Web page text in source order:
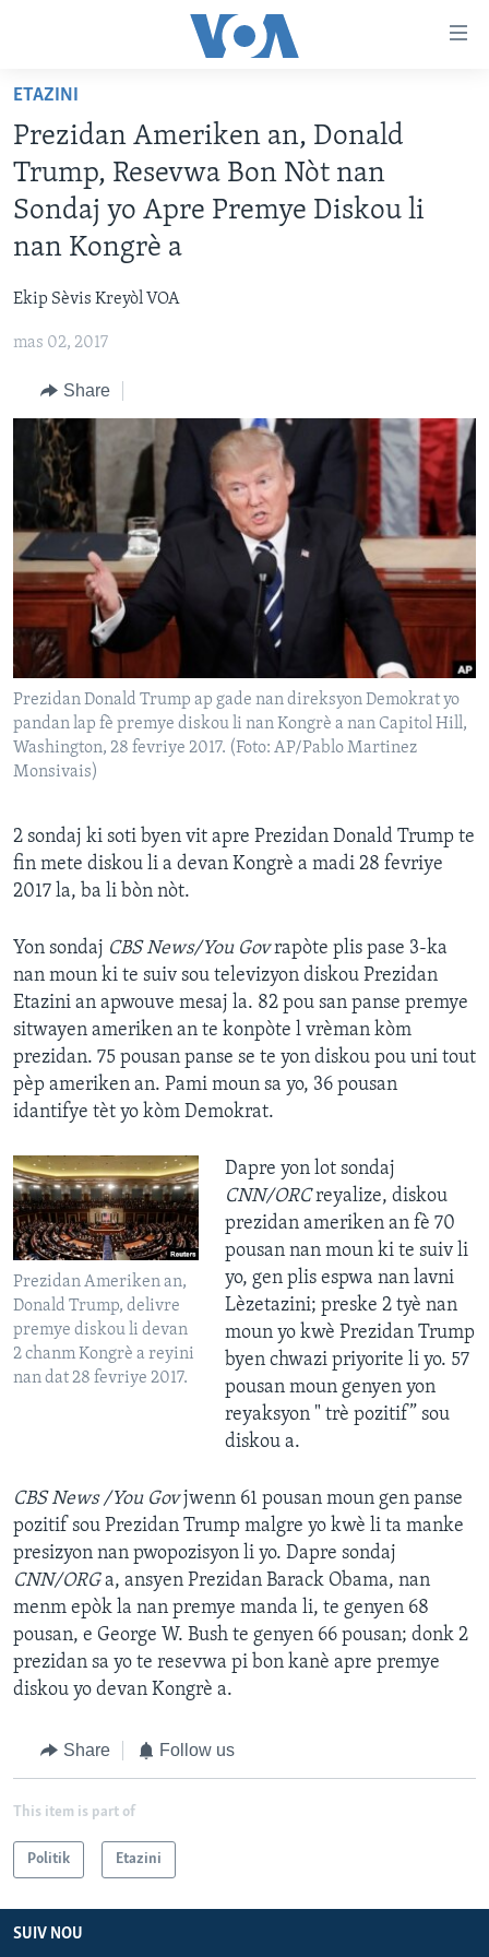
Skip
main
content
Skip
to
main
Skip
AMERIK LATIN
ENTÈNASYONAL
FLASHPOINT IKRÈN
SUIV NOU
Languages
ETAZINI
Prezidan Ameriken an, Donald
Trump, Resevwa Bon Nòt nan
Sondaj yo Apre Premye Diskou li
nan Kongrè a
Ekip Sèvis Kreyòl VOA
mas 02, 2017
Share
Prezidan Donald Trump ap gade nan direksyon Demokrat yo
pandan lap fè premye diskou li nan Kongrè a nan Capitol Hill,
Washington, 28 fevriye 2017. (Foto: AP/Pablo Martinez
Monsivais)
2 sondaj ki soti byen vit apre Prezidan Donald Trump te
fin mete diskou li a devan Kongrè a madi 28 fevriye
2017 la, ba li bòn nòt.
Yon sondaj CBS News/You Govrapòte plis pase 3-ka
nan moun ki te suiv sou televizyon diskou Prezidan
Etazini an apwouve mesaj la. 82 pou san panse premye
sitwayen ameriken an te konpòte l vrèman kòm
prezidan. 75 pousan panse se te yon diskou pou uni tout
pèp ameriken an. Pami moun sa yo, 36 pousan
idantifye tèt yo kòm Demokrat.
Prezidan Ameriken an,
Donald Trump, delivre
premye diskou li devan
2 chanm Kongrè a reyini
nan dat 28 fevriye 2017.
Dapre yon lot sondaj
CNN/ORCreyalize, diskou
prezidan ameriken an fè 70
pousan nan moun ki te suiv li
yo, gen plis espwa nan lavni
Lèzetazini; preske 2 tyè nan
moun yo kwè Prezidan Trump
byen chwazi priyorite li yo. 57
pousan moun genyen yon
reyaksyon " trè pozitif” sou
diskou a.
CBS News /You Govjwenn 61 pousan moun gen panse
pozitif sou Prezidan Trump malgre yo kwè li ta manke
presizyon nan pwopozisyon li yo. Dapre sondaj
CNN/ORGa, ansyen Prezidan Barack Obama, nan
menm epòk la nan premye manda li, te genyen 68
pousan, e George W. Bush te genyen 66 pousan; donk 2
prezidan sa yo te resevwa pi bon kanè apre premye
diskou yo devan Kongrè a.
Share Follow us
This item is part of
Politik Etazini
SUIV NOU